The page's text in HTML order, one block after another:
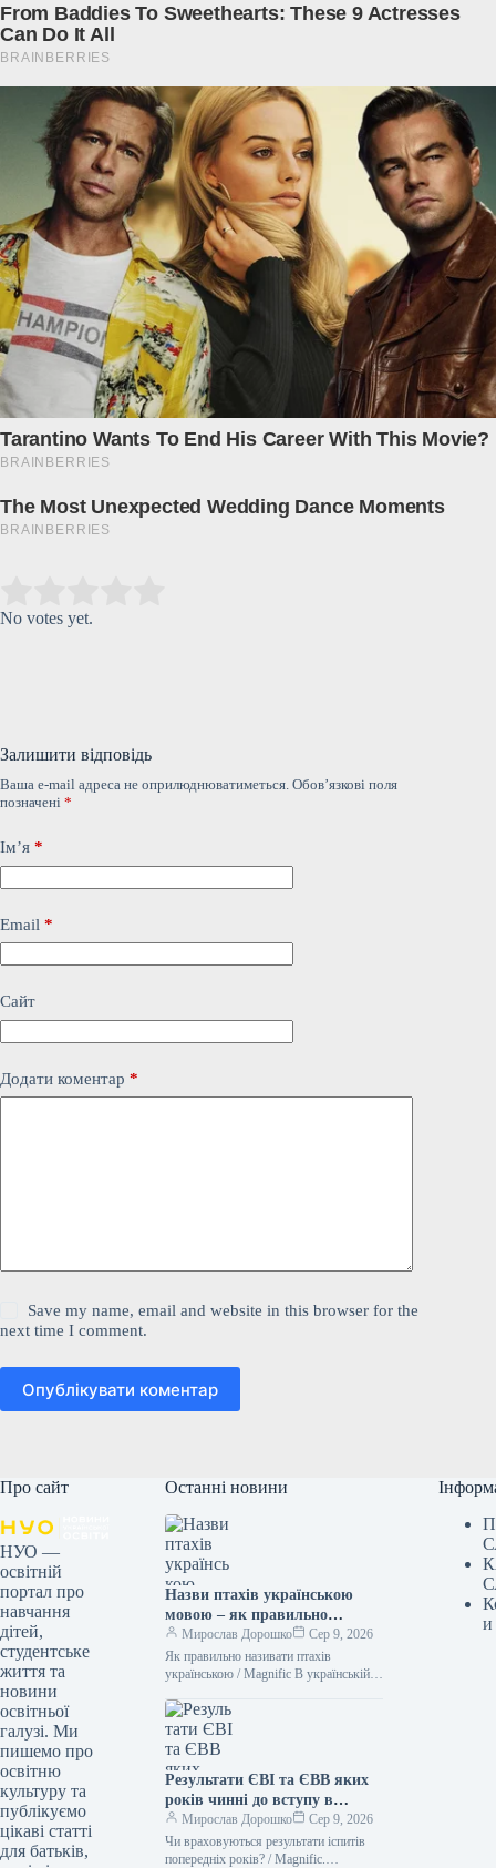
No votes yet.
Залишити відповідь
Ваша e-mail адреса не оприлюднюватиметься. Обов’язкові поля
позначені *
Ім’я *
Email *
Сайт
Додати коментар *
Save my name, email and website in this browser for the
next time I comment.
Опублікувати коментар
Про сайт
НУО —
освітній
портал про
навчання
дітей,
студентське
життя та
новини
освітньої
галузі. Ми
пишемо про
освітню
культуру та
публікуємо
цікаві статті
для батьків,
Останні новини
Назви птахів українською
мовою – як правильно
назвати лелеку, зозулю,
снігура
Мирослав Дорошко
Сер 9, 2026
Як правильно називати птахів
українською / Magnific В українській
Тому не слід “забруднювати” своє
мовлення…
Результати ЄВІ та ЄВВ яких
років чинні до вступу в
аспірантуру 2026 року
Мирослав Дорошко
Сер 9, 2026
Чи враховуються результати іспитів
попередніх років? / Мagnific.
и